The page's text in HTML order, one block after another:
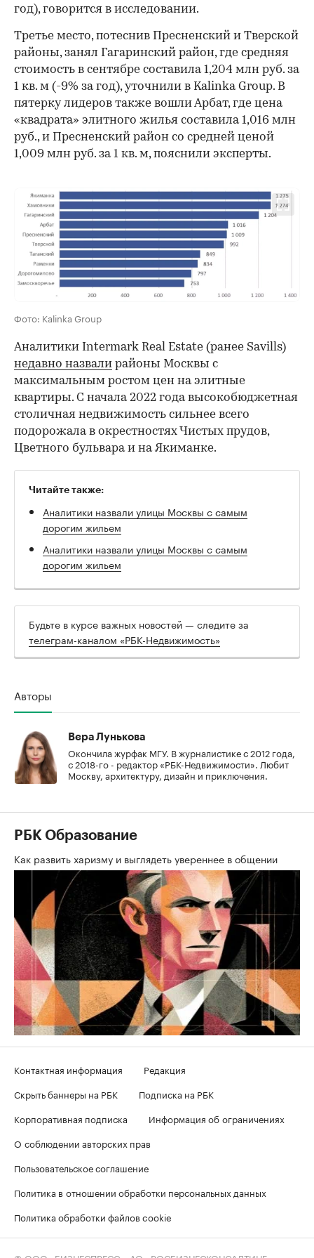
год), говорится в исследовании.
Третье место, потеснив Пресненский и Тверской
районы, занял Гагаринский район, где средняя
стоимость в сентябре составила 1,204 млн руб. за
1 кв. м (-9% за год), уточнили в Kalinka Group. В
пятерку лидеров также вошли Арбат, где цена
«квадрата» элитного жилья составила 1,016 млн
руб., и Пресненский район со средней ценой
1,009 млн руб. за 1 кв. м, пояснили эксперты.
Фото: Kalinka Group
Аналитики Intermark Real Estate (ранее Savills)
недавно назвали районы Москвы с
максимальным ростом цен на элитные
квартиры. С начала 2022 года высокобюджетная
столичная недвижимость сильнее всего
подорожала в окрестностях Чистых прудов,
Цветного бульвара и на Якиманке.
Читайте также:
Аналитики назвали улицы Москвы с самым
дорогим жильем
Аналитики назвали улицы Москвы с самым
дорогим жильем
Будьте в курсе важных новостей — следите за
телеграм-каналом «РБК-Недвижимость»
Авторы
Вера Лунькова
Окончила журфак МГУ. В журналистике с 2012 года,
с 2018-го - редактор «РБК-Недвижимости». Любит
Москву, архитектуру, дизайн и приключения.
РБК Образование
Как развить харизму и выглядеть увереннее в общении
Контактная информация
Редакция
Скрыть баннеры на РБК
Подписка на РБК
Корпоративная подписка
Информация об ограничениях
О соблюдении авторских прав
Пользовательское соглашение
Политика в отношении обработки персональных данных
Политика обработки файлов cookie